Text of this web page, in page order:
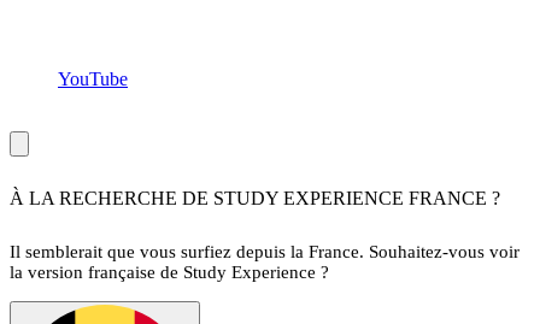
YouTube
À LA RECHERCHE DE STUDY EXPERIENCE FRANCE ?
Il semblerait que vous surfiez depuis la France. Souhaitez-vous voir
la version française de Study Experience ?